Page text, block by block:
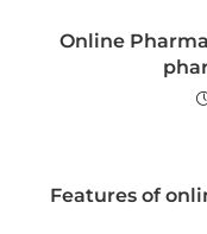
Online
Features of